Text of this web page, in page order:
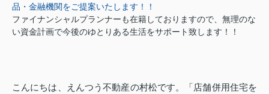
品・金融機関をご提案いたします！！
ファイナンシャルプランナーも在籍しておりますので、無理のな
い資金計画で今後のゆとりある生活をサポート致します！！
こんにちは、えんつう不動産の村松です。「店舗併用住宅を